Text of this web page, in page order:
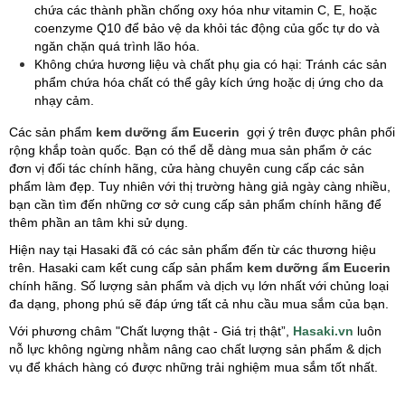
chứa các thành phần chống oxy hóa như vitamin C, E, hoặc
coenzyme Q10 để bảo vệ da khỏi tác động của gốc tự do và
ngăn chặn quá trình lão hóa.
Không chứa hương liệu và chất phụ gia có hại: Tránh các sản
phẩm chứa hóa chất có thể gây kích ứng hoặc dị ứng cho da
nhạy cảm.
Các sản phẩm kem dưỡng ẩm Eucerin gợi ý trên được phân phối
rộng khắp toàn quốc. Bạn có thể dễ dàng mua sản phẩm ở các
đơn vị đối tác chính hãng, cửa hàng chuyên cung cấp các sản
phẩm làm đẹp. Tuy nhiên với thị trường hàng giả ngày càng nhiều,
bạn cần tìm đến những cơ sở cung cấp sản phẩm chính hãng để
thêm phần an tâm khi sử dụng.
Hiện nay tại Hasaki đã có các sản phẩm đến từ các thương hiệu
trên. Hasaki cam kết cung cấp sản phẩm kem dưỡng ẩm Eucerin
chính hãng. Số lượng sản phẩm và dịch vụ lớn nhất với chủng loại
đa dạng, phong phú sẽ đáp ứng tất cả nhu cầu mua sắm của bạn.
Với phương châm "Chất lượng thật - Giá trị thật”, Hasaki.vn luôn
nỗ lực không ngừng nhằm nâng cao chất lượng sản phẩm & dịch
vụ để khách hàng có được những trải nghiệm mua sắm tốt nhất.